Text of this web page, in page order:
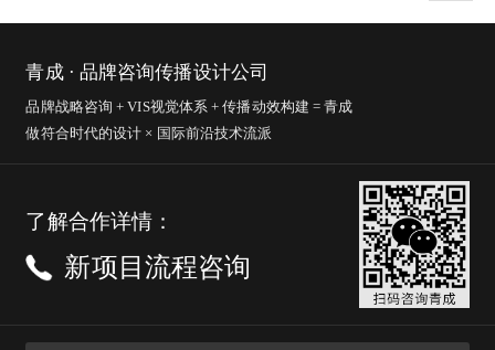
青成 · 品牌咨询传播设计公司
品牌战略咨询 + VIS视觉体系 + 传播动效构建 = 青成
做符合时代的设计 × 国际前沿技术流派
了解合作详情：
新项目流程咨询